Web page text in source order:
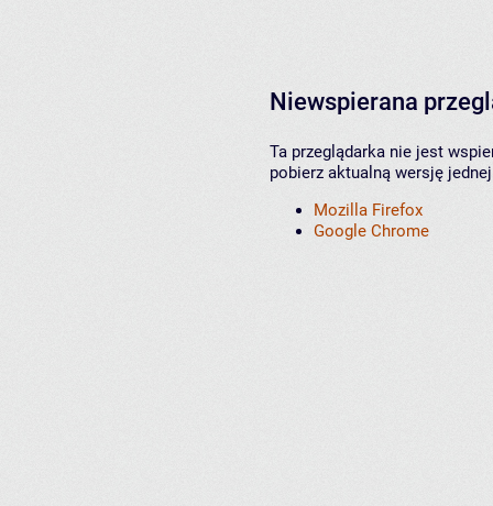
Niewspierana
Ta przeglądarka nie jest
pobierz aktualną wersję
Mozilla Firefox
Google Chrome